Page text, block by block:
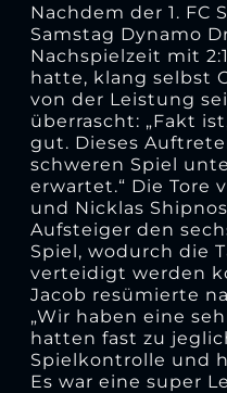
Nachdem der 1. FC
Samstag Dynamo
Nachspielzeit mit
hatte, klang selbst
von der Leistung
überrascht: „Fakt
gut. Dieses
schweren Spiel
erwartet.“ Die Tore
und Nicklas
Aufsteiger den
Spiel, wodurch die
verteidigt werden
Jacob resümierte
„Wir haben eine
hatten fast zu
Spielkontrolle und
Es war eine super